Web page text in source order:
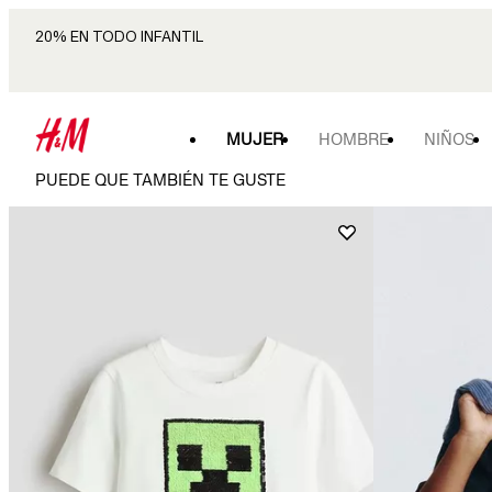
20% EN TODO INFANTIL
MUJER HOMBRE NIÑOS
PUEDE QUE TAMBIÉN TE GUSTE